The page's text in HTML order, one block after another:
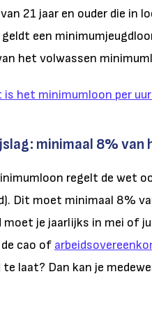
21 jaar en ouder die in
geldt een
het volwassen
is het minimumloon per
minimaal 8% van
regelt de wet
Dit moet minimaal 8%
moet je jaarlijks in mei of
cao of
laat? Dan kan je